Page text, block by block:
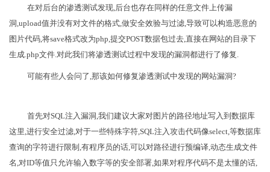
在对后台的渗透测试发现,后台也存在同样的任意文件上传漏
洞,upload值并没有对文件的格式,做安全效验与过滤,导致可以构造恶意的
图片代码,将save格式改为php,提交POST数据包过去,直接在网站的目录下
生成.php文件.对此我们将渗透测试过程中发现的漏洞都进行了修复.
可能有些人会问了,那该如何修复渗透测试中发现的网站漏洞?
首先对SQL注入漏洞,我们建议大家对图片的路径地址写入到数据库
这里,进行安全过滤,对于一些特殊字符,SQL注入攻击代码像select,等数据库
查询的字符进行限制,有程序员的话,可以对路径进行预编译,动态生成文件
名,对ID等值只允许输入数字等的安全部署,如果对程序代码不是太懂的话,